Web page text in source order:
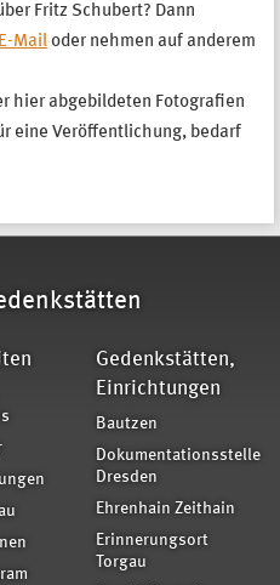
Fritz Schubert? Dann
E-Mail oder nehmen auf anderem
hier abgebildeten Fotografien
eine Veröffentlichung, bedarf
Gedenkstätten,
Einrichtungen
Bautzen
Dokumentationsstelle
Dresden
Ehrenhain Zeithain
Erinnerungsort
Torgau